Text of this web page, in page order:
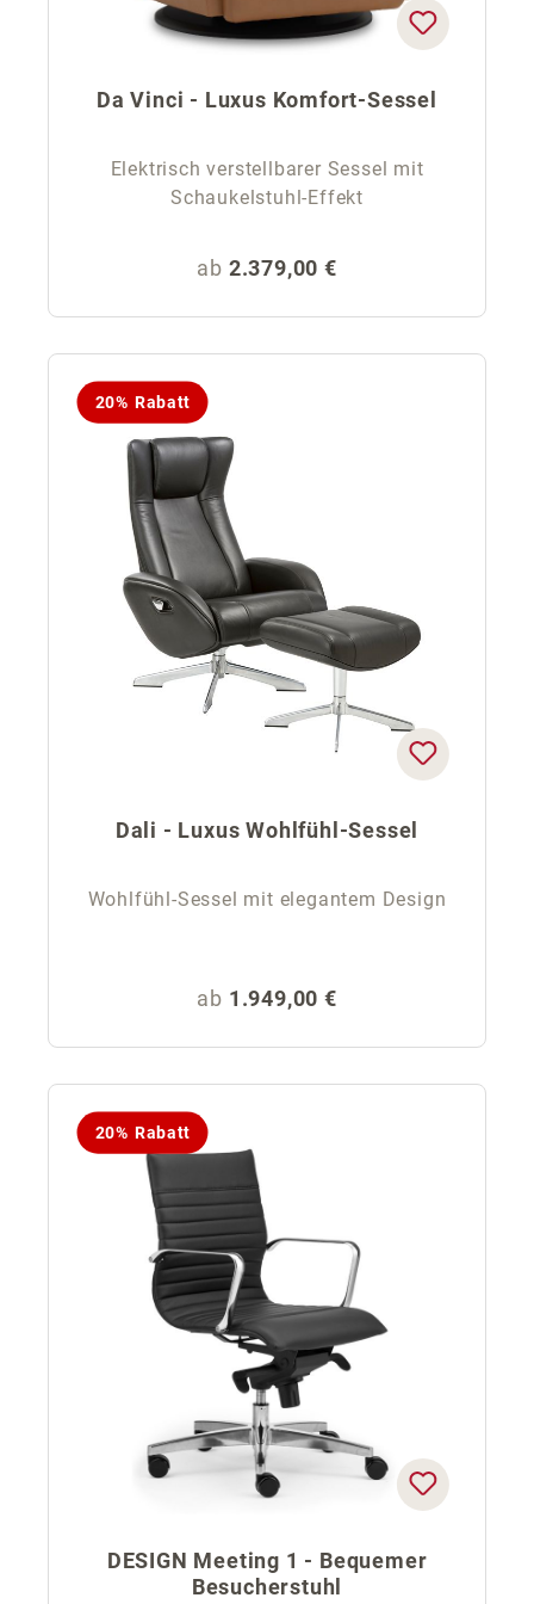
Da Vinci - Luxus Komfort-Sessel
Elektrisch verstellbarer Sessel mit
Schaukelstuhl-Effekt
Regulärer Preis:
ab 2.379,00 €
20% Rabatt
Dali - Luxus Wohlfühl-Sessel
Wohlfühl-Sessel mit elegantem Design
Regulärer Preis:
ab 1.949,00 €
20% Rabatt
DESIGN Meeting 1 - Bequemer
Besucherstuhl